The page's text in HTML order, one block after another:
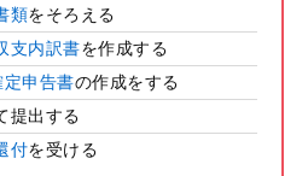
類をそろえる
支内訳書を作成する
申告書の作成をする
提出する
付を受ける